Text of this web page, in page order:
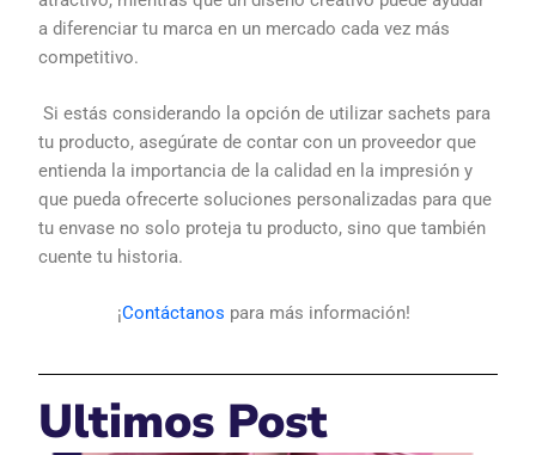
a diferenciar tu marca en un mercado cada vez más
competitivo.
Si estás considerando la opción de utilizar sachets para
tu producto, asegúrate de contar con un proveedor que
entienda la importancia de la calidad en la impresión y
que pueda ofrecerte soluciones personalizadas para que
tu envase no solo proteja tu producto, sino que también
cuente tu historia.
¡Contáctanos para más información!
Ultimos Post